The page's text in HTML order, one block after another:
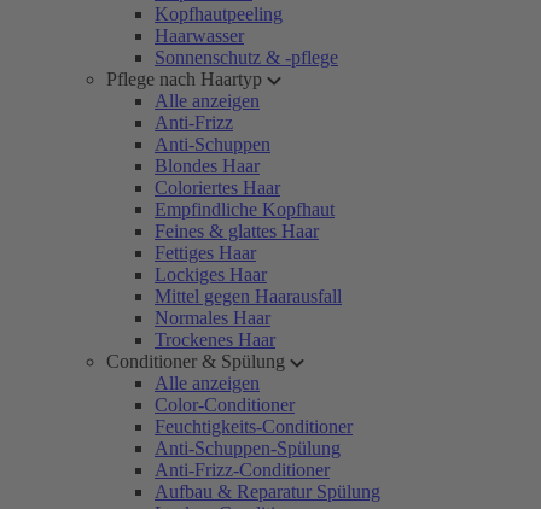
Kopfhautpeeling
Haarwasser
Sonnenschutz & -pflege
Pflege nach Haartyp
Alle anzeigen
Anti-Frizz
Anti-Schuppen
Blondes Haar
Coloriertes Haar
Empfindliche Kopfhaut
Feines & glattes Haar
Fettiges Haar
Lockiges Haar
Mittel gegen Haarausfall
Normales Haar
Trockenes Haar
Conditioner & Spülung
Alle anzeigen
Color-Conditioner
Feuchtigkeits-Conditioner
Anti-Schuppen-Spülung
Anti-Frizz-Conditioner
Aufbau & Reparatur Spülung